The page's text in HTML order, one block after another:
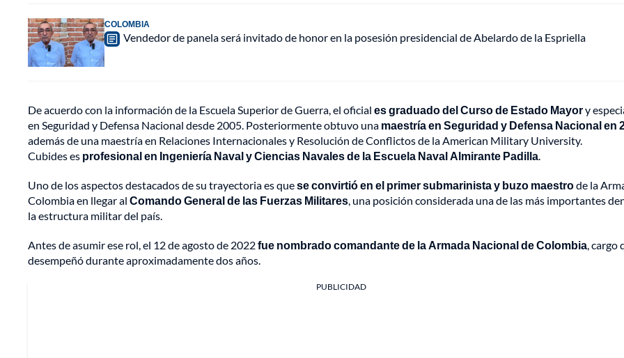
COLOMBIA
Vendedor de panela será invitado de honor en la posesión presidencial de Abelardo de la Espriella
De acuerdo con la información de la Escuela Superior de Guerra, el oficial es graduado del Curso de Estado Mayory
en Seguridad y Defensa Nacional desde 2005. Posteriormente obtuvo una maestría en Seguridad y Defensa Nacional en
además de una maestría en Relaciones Internacionales y Resolución de Conflictos de la American Military University.
Cubides es profesional en Ingeniería Naval y Ciencias Navales de la Escuela Naval Almirante Padilla.
Uno de los aspectos destacados de su trayectoria es quese convirtió en el primer submarinista y buzo maestrode la
Colombia en llegar al Comando General de las Fuerzas Militares, una posición considerada una de las más importantes
la estructura militar del país.
Antes de asumir ese rol, el 12 de agosto de 2022fue nombrado comandante de la Armada Nacional de Colombia, cargo
desempeñó durante aproximadamente dos años.
PUBLICIDAD